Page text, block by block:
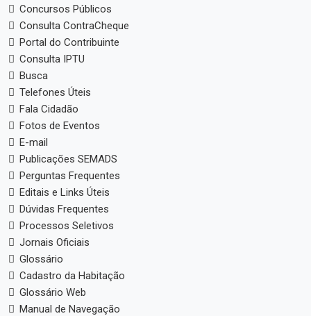
Concursos Públicos
Consulta ContraCheque
Portal do Contribuinte
Consulta IPTU
Busca
Telefones Úteis
Fala Cidadão
Fotos de Eventos
E-mail
Publicações SEMADS
Perguntas Frequentes
Editais e Links Úteis
Dúvidas Frequentes
Processos Seletivos
Jornais Oficiais
Glossário
Cadastro da Habitação
Glossário Web
Manual de Navegação